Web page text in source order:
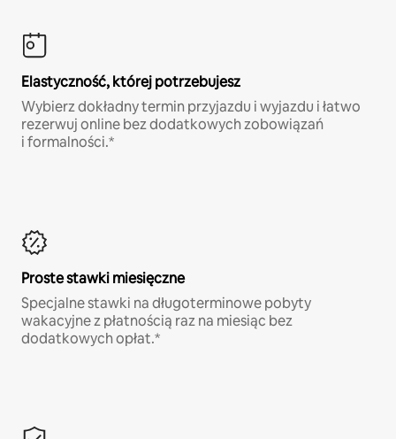
Elastyczność, której potrzebujesz
Wybierz dokładny termin przyjazdu i wyjazdu i łatwo
rezerwuj online bez dodatkowych zobowiązań
i formalności.*
Proste stawki miesięczne
Specjalne stawki na długoterminowe pobyty
wakacyjne z płatnością raz na miesiąc bez
dodatkowych opłat.*